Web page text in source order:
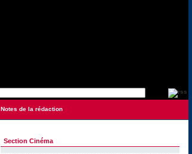
Notes de la rédaction
Section Cinéma